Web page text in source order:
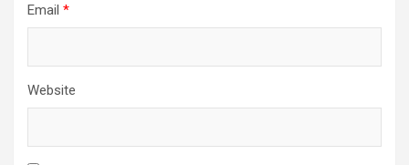
Email *
Website